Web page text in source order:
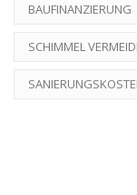
BAUFINANZIERUNG
SCHIMMEL